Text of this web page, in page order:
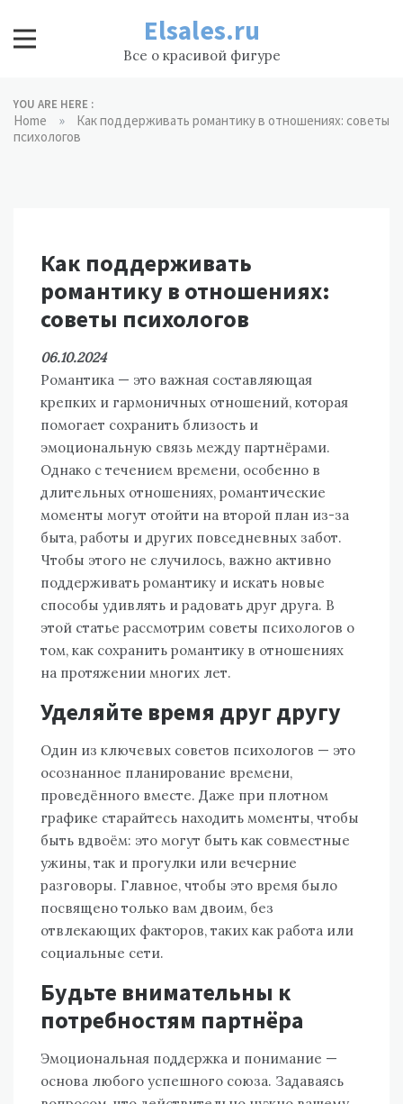
content
Elsales.ru
Все о красивой фигуре
YOU ARE HERE :
Home »
Как поддерживать романтику в отношениях: советы
психологов
Как поддерживать
романтику в отношениях:
советы психологов
06.10.2024
Романтика — это важная составляющая
крепких и гармоничных отношений, которая
помогает сохранить близость и
эмоциональную связь между партнёрами.
Однако с течением времени, особенно в
длительных отношениях, романтические
моменты могут отойти на второй план из-за
быта, работы и других повседневных забот.
Чтобы этого не случилось, важно активно
поддерживать романтику и искать новые
способы удивлять и радовать друг друга. В
этой статье рассмотрим советы психологов о
том, как сохранить романтику в отношениях
на протяжении многих лет.
Уделяйте время друг другу
Один из ключевых советов психологов — это
осознанное планирование времени,
проведённого вместе. Даже при плотном
графике старайтесь находить моменты, чтобы
быть вдвоём: это могут быть как совместные
ужины, так и прогулки или вечерние
разговоры. Главное, чтобы это время было
посвящено только вам двоим, без
отвлекающих факторов, таких как работа или
социальные сети.
Будьте внимательны к
потребностям партнёра
Эмоциональная поддержка и понимание —
основа любого успешного союза. Задаваясь